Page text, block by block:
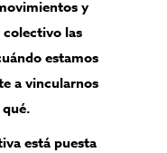
y
las
estamos
a vincularnos
está puesta